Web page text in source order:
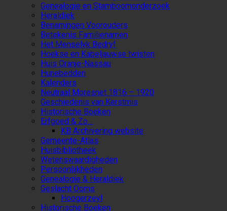
Genealogie en Stamboomonderzoek
Heraldiek
Benamingen Voorouders
Betekenis Familienamen
Het Menselyk Bedryf
Hoekse en Kabeljauwse twisten
Huis Oranje-Nassau
Hunebedden
Kalenders
Neutraal Moresnet 1816 – 1920
Geschiedenis van Kerstmis
Historische Boeken
Erfgoed & Zo…
KB Archivering website
Gemeente-Atlas
Huisbibliotheek
Wetenswaardigheden
Persoonlijkheden
Genealogie & Heraldiek
Geslacht Ooms
Hoogerzeyl
Historische Boeken